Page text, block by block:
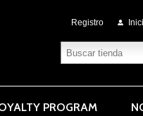
Registro
PROGRAM